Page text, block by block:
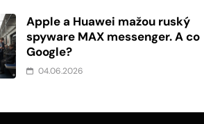
Apple a Huawei mažou ruský
spyware MAX messenger. A co
Google?
04.06.2026